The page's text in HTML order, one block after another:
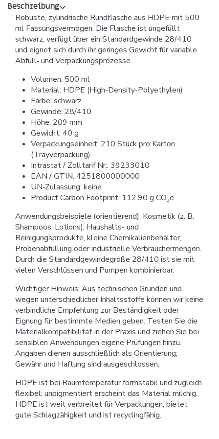
Beschreibung
Robuste, zylindrische Rundflasche aus HDPE mit 500
ml Fassungsvermögen. Die Flasche ist ungefüllt
schwarz, verfügt über ein Standardgewinde 28/410
und eignet sich durch ihr geringes Gewicht für variable
Abfüll‑ und Verpackungsprozesse.
Volumen: 500 ml
Material: HDPE (High-Density-Polyethylen)
Farbe: schwarz
Gewinde: 28/410
Höhe: 209 mm
Gewicht: 40 g
Verpackungseinheit: 210 Stück pro Karton
(Trayverpackung)
Intrastat / Zolltarif Nr.: 39233010
EAN / GTIN: 4251800000000
UN‑Zulassung: keine
Product Carbon Footprint: 112.90 g CO₂e
Anwendungsbeispiele (orientierend): Kosmetik (z. B.
Shampoos, Lotions), Haushalts- und
Reinigungsprodukte, kleine Chemikalienbehälter,
Probenabfüllung oder industrielle Verbrauchermengen.
Durch die Standardgewindegröße 28/410 ist sie mit
vielen Verschlüssen und Pumpen kombinierbar.
Wichtiger Hinweis: Aus technischen Gründen und
wegen unterschiedlicher Inhaltsstoffe können wir keine
verbindliche Empfehlung zur Beständigkeit oder
Eignung für bestimmte Medien geben. Testen Sie die
Materialkompatibilität in der Praxis und ziehen Sie bei
sensiblen Anwendungen eigene Prüfungen hinzu.
Angaben dienen ausschließlich als Orientierung;
Gewähr und Haftung sind ausgeschlossen.
HDPE ist bei Raumtemperatur formstabil und zugleich
flexibel; unpigmentiert erscheint das Material milchig.
HDPE ist weit verbreitet für Verpackungen, bietet
gute Schlagzähigkeit und ist recyclingfähig.